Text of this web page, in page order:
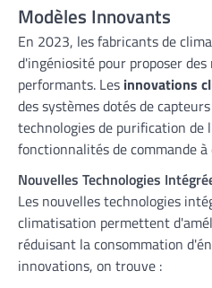
Modèles Innovants
En 2023, les fabricants de
d'ingéniosité pour proposer
performants. Les innovations
des systèmes dotés de
technologies de purification de
fonctionnalités de commande
Nouvelles Technologies
Les nouvelles technologies
climatisation permettent
réduisant la consommation
innovations, on trouve :